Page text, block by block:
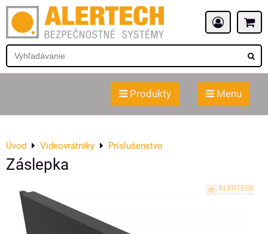
Produkty Menu
Úvod Videovrátniky Príslušenstvo
Záslepka